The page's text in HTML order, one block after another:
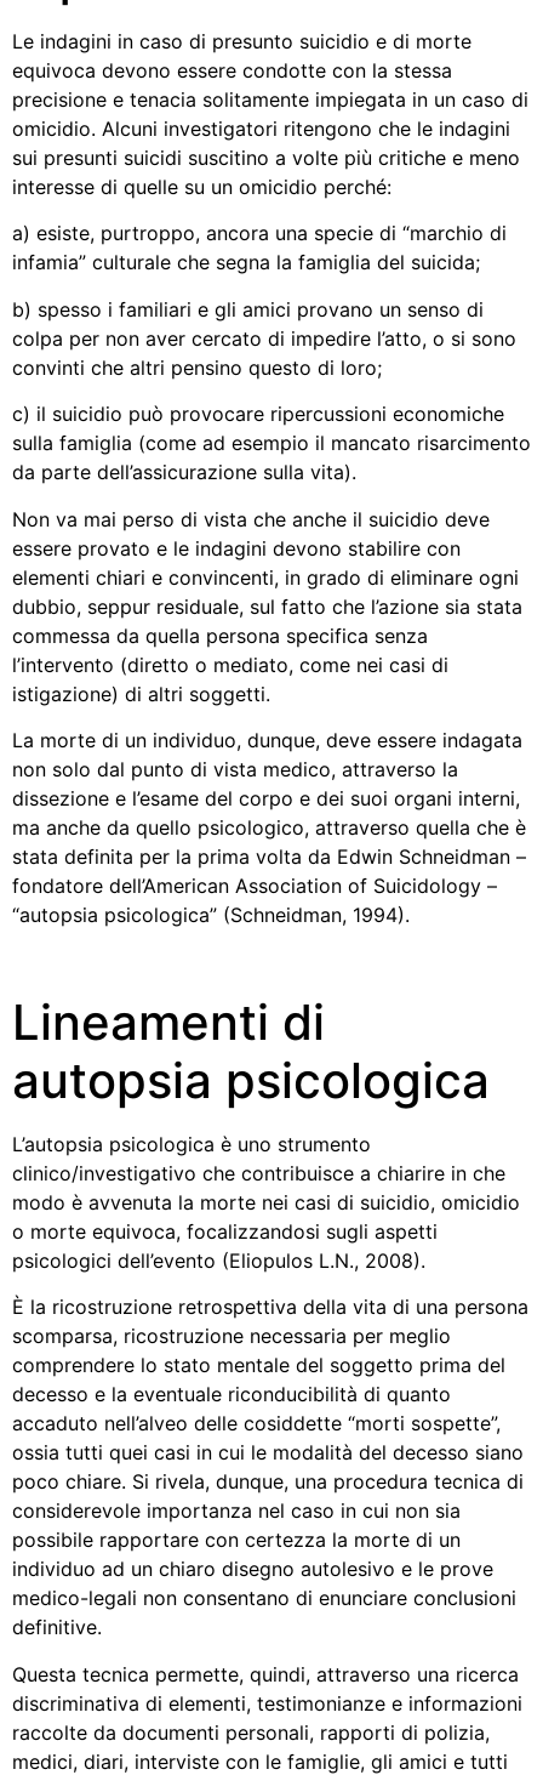
Le indagini in caso di presunto suicidio e di morte
equivoca devono essere condotte con la stessa
precisione e tenacia solitamente impiegata in un caso di
omicidio. Alcuni investigatori ritengono che le indagini
sui presunti suicidi suscitino a volte più critiche e meno
interesse di quelle su un omicidio perché:
a) esiste, purtroppo, ancora una specie di “marchio di
infamia” culturale che segna la famiglia del suicida;
b) spesso i familiari e gli amici provano un senso di
colpa per non aver cercato di impedire l’atto, o si sono
convinti che altri pensino questo di loro;
c) il suicidio può provocare ripercussioni economiche
sulla famiglia (come ad esempio il mancato risarcimento
da parte dell’assicurazione sulla vita).
Non va mai perso di vista che anche il suicidio deve
essere provato e le indagini devono stabilire con
elementi chiari e convincenti, in grado di eliminare ogni
dubbio, seppur residuale, sul fatto che l’azione sia stata
commessa da quella persona specifica senza
l’intervento (diretto o mediato, come nei casi di
istigazione) di altri soggetti.
La morte di un individuo, dunque, deve essere indagata
non solo dal punto di vista medico, attraverso la
dissezione e l’esame del corpo e dei suoi organi interni,
ma anche da quello psicologico, attraverso quella che è
stata definita per la prima volta da Edwin Schneidman –
fondatore dell’American Association of Suicidology –
“autopsia psicologica” (Schneidman, 1994).
Lineamenti di
autopsia psicologica
L’autopsia psicologica è uno strumento
clinico/investigativo che contribuisce a chiarire in che
modo è avvenuta la morte nei casi di suicidio, omicidio
o morte equivoca, focalizzandosi sugli aspetti
psicologici dell’evento (Eliopulos L.N., 2008).
È la ricostruzione retrospettiva della vita di una persona
scomparsa, ricostruzione necessaria per meglio
comprendere lo stato mentale del soggetto prima del
decesso e la eventuale riconducibilità di quanto
accaduto nell’alveo delle cosiddette “morti sospette”,
ossia tutti quei casi in cui le modalità del decesso siano
poco chiare. Si rivela, dunque, una procedura tecnica di
considerevole importanza nel caso in cui non sia
possibile rapportare con certezza la morte di un
individuo ad un chiaro disegno autolesivo e le prove
medico-legali non consentano di enunciare conclusioni
definitive.
Questa tecnica permette, quindi, attraverso una ricerca
discriminativa di elementi, testimonianze e informazioni
raccolte da documenti personali, rapporti di polizia,
medici, diari, interviste con le famiglie, gli amici e tutti